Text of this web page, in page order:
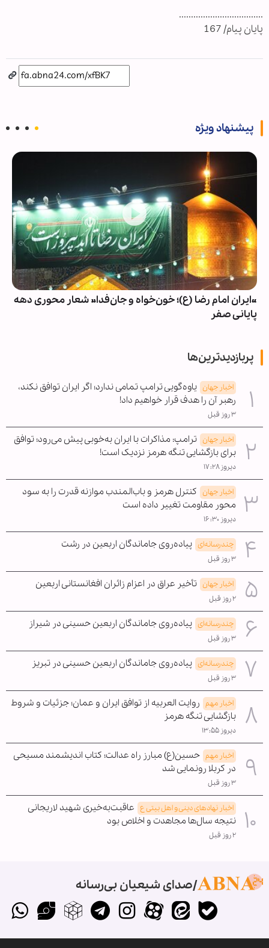
...................................
پایان پیام/ 167
پیشنهاد ویژه
«ایران امام رضا (ع)؛ خون‌خواه و جان‌فدا» شعار محوری دهه
پایانی صفر
پربازدیدترین‌ها
اخبار جهان یاوه‌گویی ترامپ تمامی ندارد؛ اگر ایران توافق نکند،
رهبر آن را هدف قرار خواهیم داد!
۳ روز قبل
اخبار جهان ترامپ: مذاکرات با ایران به‌خوبی پیش می‌رود؛ توافق
برای بازگشایی تنگه هرمز نزدیک است!
دیروز ۱۷:۲۸
اخبار جهان کنترل هرمز و باب‌المندب موازنه قدرت را به سود
محور مقاومت تغییر داده است
دیروز ۱۶:۳۰
چندرسانه‌ای پیاده‌روی جاماندگان اربعین در رشت
۳ روز قبل
اخبار جهان تأخیر عراق در اعزام زائران افغانستانی اربعین
۲ روز قبل
چندرسانه‌ای پیاده‌روی جاماندگان اربعین حسینی در شیراز
۳ روز قبل
چندرسانه‌ای پیاده‌روی جاماندگان اربعین حسینی در تبریز
۳ روز قبل
اخبار مهم روایت العربیه از توافق ایران و عمان؛ جزئیات و شروط
بازگشایی تنگه هرمز
دیروز ۱۳:۵۵
اخبار مهم حسین(ع) مبارز راه عدالت؛ کتاب اندیشمند مسیحی
در کربلا رونمایی شد
۳ روز قبل
اخبار نهادهای دینی و اهل بیتی ع عاقبت‌به‌خیری شهید لاریجانی
نتیجه سال‌ها مجاهدت و اخلاص بود
۲ روز قبل
صدای شیعیان بی‌رسانه